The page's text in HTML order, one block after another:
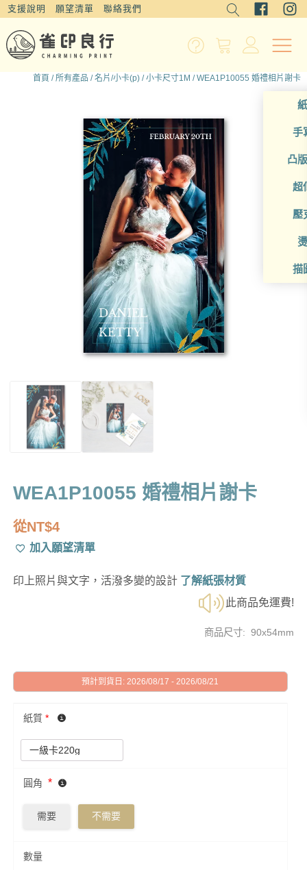
支援說明 願望清單 聯絡我們
手
凸
超
壓
描
首頁 /所有產品 /名片/小卡(p) /小卡尺寸1M / WEA1P10055 婚禮相片謝卡
WEA1P10055 婚禮相片謝卡
從NT$4
加入願望清單
印上照片與文字，活潑多變的設計 了解紙張材質
此商品免運費!
商品尺寸: 90x54mm
預計到貨日: 2026/08/17 - 2026/08/21
紙質 *
圓角 *
需要 不需要
數量